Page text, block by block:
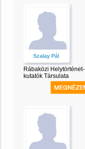
Szalay Pál
Rábaközi Helytörténet-
kutatók Társulata